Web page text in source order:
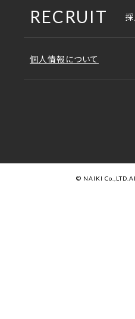
沿革
各事業所の地図
補修部品の注文
RECRUIT
個人情報について
© NAIKI